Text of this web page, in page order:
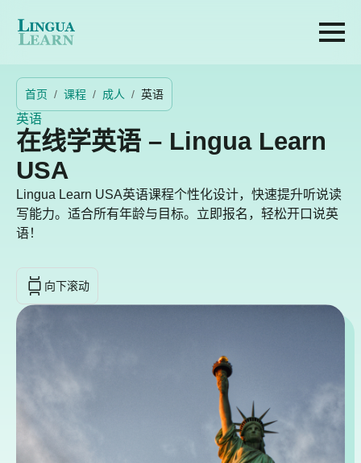
首页 课程 成人 英语
英语
在线学英语 – Lingua Learn
USA
Lingua Learn USA英语课程个性化设计，快速提升听说读
写能力。适合所有年龄与目标。立即报名，轻松开口说英
语！
向下滚动